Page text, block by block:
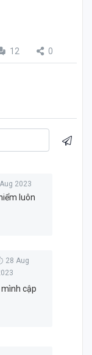
12 0
2023
luôn
28 Aug
cập